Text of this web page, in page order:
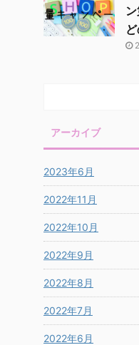
アーカイブ
2023年6月
2022年11月
2022年10月
2022年9月
2022年8月
2022年7月
2022年6月